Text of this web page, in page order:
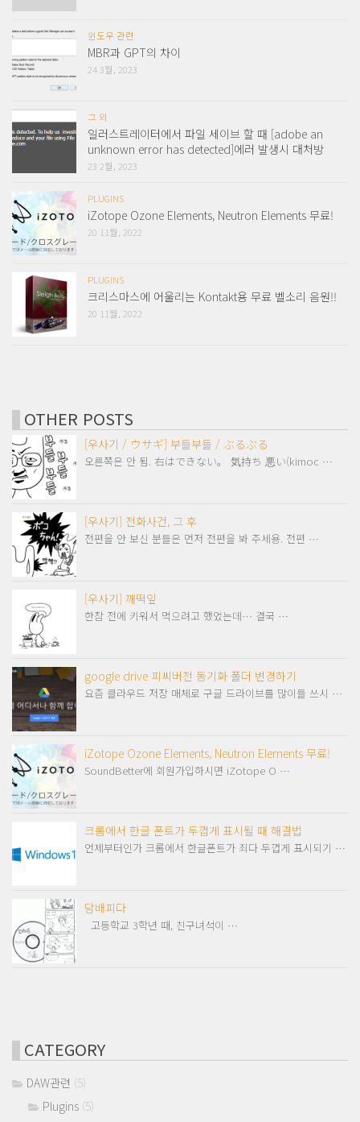
윈도우 관련
MBR과 GPT의 차이
24 3월, 2023
그 외
일러스트레이터에서 파일 세이브 할 때 [adobe an
unknown error has detected]에러 발생시 대처방
23 2월, 2023
PLUGINS
iZotope Ozone Elements, Neutron Elements 무료!
20 11월, 2022
PLUGINS
크리스마스에 어울리는 Kontakt용 무료 벨소리 음원!!
20 11월, 2022
OTHER POSTS
[우사기 / ウサギ] 부들부들 / ぶるぶる
오른쪽은 안 됨. 右はできない。 気持ち 悪い(kimoc …
[우사기] 전화사건, 그 후
전편을 안 보신 분들은 먼저 전편을 봐 주세용. 전편 …
[우사기] 깨떡잎
한참 전에 키워서 먹으려고 했었는데… 결국 …
google drive 피씨버전 동기화 폴더 변경하기
요즘 클라우드 저장 매체로 구글 드라이브를 많이들 쓰시 …
iZotope Ozone Elements, Neutron Elements 무료!
SoundBetter에 회원가입하시면 iZotope O …
크롬에서 한글 폰트가 두껍게 표시될 때 해결법
언제부터인가 크롬에서 한글폰트가 죄다 두껍게 표시되기 …
담배피다
고등학교 3학년 때, 친구녀석이 …
CATEGORY
DAW관련 (5)
Plugins (5)